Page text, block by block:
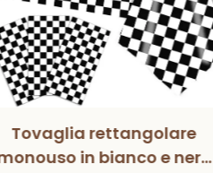
Tovaglia rettangolare
in bianco e nero